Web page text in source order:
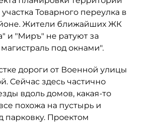
Товарного переулка в
Жители ближайших ЖК
и "Миръ" не ратуют за
под окнами".
дороги от Военной улицы
Сейчас здесь частично
вдоль домов, какая-то
похожа на пустырь и
парковку. Проектом